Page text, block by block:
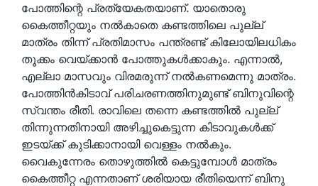
പോത്തിന്റെ പ്രത്യേകതയാണ്. യാതൊരു
കൈത്തീറ്റയും നല്‍കാതെ കണ്ടത്തിലെ പുല്ല്
മാത്രം തിന്ന് പ്രതിമാസം പന്ത്രണ്ട് കിലോയിലധികം
തൂക്കം വെയ്ക്കാന്‍ പോത്തുകള്‍ക്കാകും. എന്നാല്‍,
എല്ലാ മാസവും വിരമരുന്ന് നല്‍കണമെന്നു മാത്രം.
പോത്തിന്‍കിടാവ് പരിചരണത്തിനുമുണ്ട് ബിനുവിന്റെ
സ്വന്തം രീതി. രാവിലെ തന്നെ കണ്ടത്തില്‍ പുല്ല്
തിന്നുന്നതിനായി അഴിച്ചുകെട്ടുന്ന കിടാവുകള്‍ക്ക്
ഇടയ്ക്ക് കുടിക്കാനായി വെള്ളം നല്‍കും.
വൈകുന്നേരം തൊഴുത്തില്‍ കെട്ടുമ്പോള്‍ മാത്രം
കൈത്തീറ്റ എന്നതാണ് ശരിയായ രീതിയെന്ന് ബിനു